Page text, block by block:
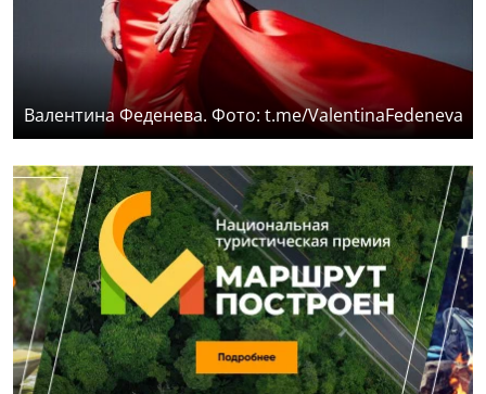
Валентина Феденева. Фото: t.me/ValentinaFedeneva